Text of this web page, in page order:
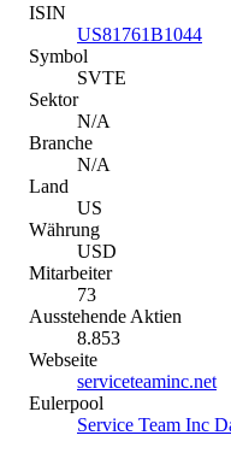
ISIN
US81761B1044
Symbol
SVTE
Sektor
N/A
Branche
N/A
Land
US
Währung
USD
Mitarbeiter
73
Ausstehende Aktien
8.853
Webseite
serviceteaminc.net
Eulerpool
Service Team Inc